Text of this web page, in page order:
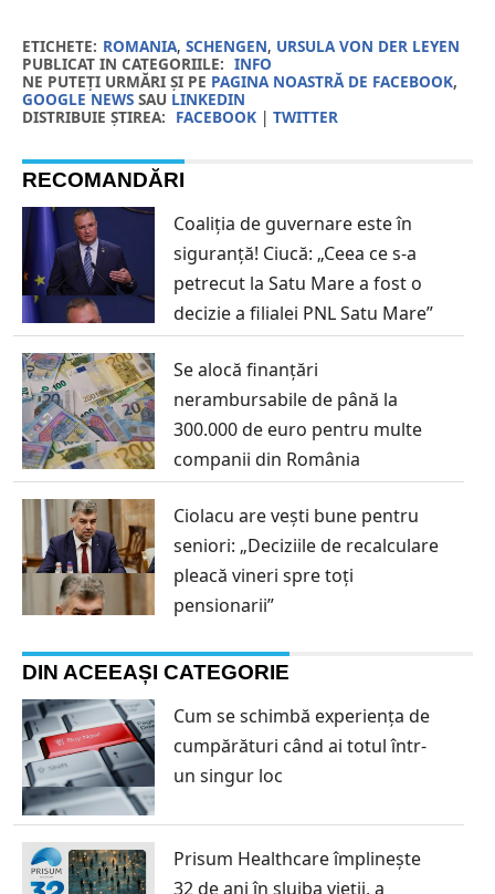
ETICHETE: ROMANIA, SCHENGEN, URSULA VON DER LEYEN
PUBLICAT IN CATEGORIILE: INFO
NE PUTEȚI URMĂRI ȘI PE PAGINA NOASTRĂ DE FACEBOOK,
GOOGLE NEWSSAU LINKEDIN
DISTRIBUIE ȘTIREA: FACEBOOK| TWITTER
RECOMANDĂRI
Coaliția de guvernare este în
siguranță! Ciucă: „Ceea ce s-a
petrecut la Satu Mare a fost o
decizie a filialei PNL Satu Mare”
Se alocă finanțări
nerambursabile de până la
300.000 de euro pentru multe
companii din România
Ciolacu are vești bune pentru
seniori: „Deciziile de recalculare
pleacă vineri spre toţi
pensionarii”
DIN ACEEAȘI CATEGORIE
Cum se schimbă experiența de
cumpărături când ai totul într-
un singur loc
Prisum Healthcare împlinește
32 de ani în slujba vieții, a